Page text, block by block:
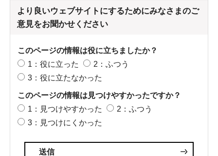
より良いウェブサイトにするためにみなさまのご
意見をお聞かせください
このページの情報は役に立ちましたか？
1：役に立った
2：ふつう
3：役に立たなかった
このページの情報は見つけやすかったですか？
1：見つけやすかった
2：ふつう
3：見つけにくかった